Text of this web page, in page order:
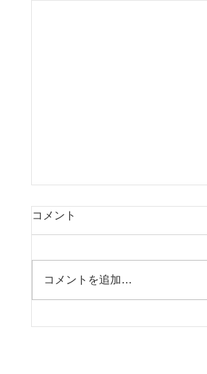
ユニコーン☆Awekeningメッ
コメント
コメントを追加…